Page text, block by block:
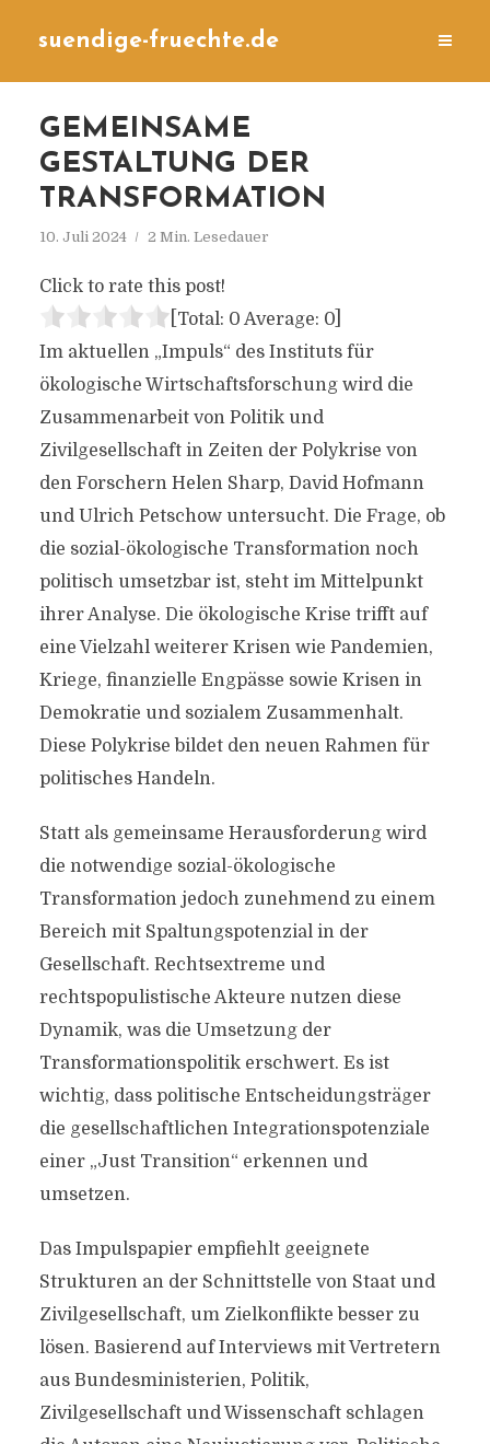
suendige-fruechte.de
GEMEINSAME
GESTALTUNG DER
TRANSFORMATION
10. Juli 2024 2 Min. Lesedauer
Click to rate this post!
[Total: 0 Average: 0]
Im aktuellen „Impuls“ des Instituts für
ökologische Wirtschaftsforschung wird die
Zusammenarbeit von Politik und
Zivilgesellschaft in Zeiten der Polykrise von
den Forschern Helen Sharp, David Hofmann
und Ulrich Petschow untersucht. Die Frage, ob
die sozial-ökologische Transformation noch
politisch umsetzbar ist, steht im Mittelpunkt
ihrer Analyse. Die ökologische Krise trifft auf
eine Vielzahl weiterer Krisen wie Pandemien,
Kriege, finanzielle Engpässe sowie Krisen in
Demokratie und sozialem Zusammenhalt.
Diese Polykrise bildet den neuen Rahmen für
politisches Handeln.
Statt als gemeinsame Herausforderung wird
die notwendige sozial-ökologische
Transformation jedoch zunehmend zu einem
Bereich mit Spaltungspotenzial in der
Gesellschaft. Rechtsextreme und
rechtspopulistische Akteure nutzen diese
Dynamik, was die Umsetzung der
Transformationspolitik erschwert. Es ist
wichtig, dass politische Entscheidungsträger
die gesellschaftlichen Integrationspotenziale
einer „Just Transition“ erkennen und
umsetzen.
Das Impulspapier empfiehlt geeignete
Strukturen an der Schnittstelle von Staat und
Zivilgesellschaft, um Zielkonflikte besser zu
lösen. Basierend auf Interviews mit Vertretern
aus Bundesministerien, Politik,
Zivilgesellschaft und Wissenschaft schlagen